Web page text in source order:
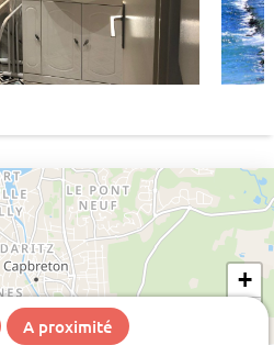
+
A proximité